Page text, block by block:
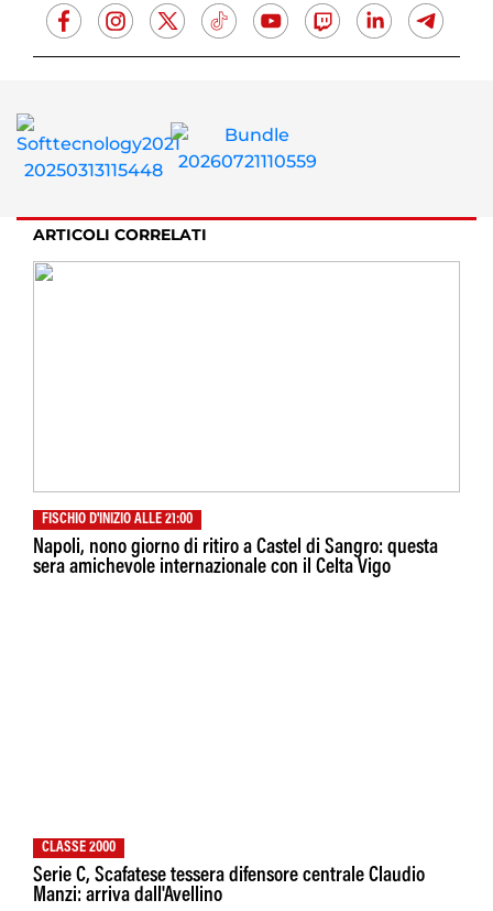
ARTICOLI CORRELATI
FISCHIO D'INIZIO ALLE 21:00
Napoli, nono giorno di ritiro a Castel di Sangro: questa
sera amichevole internazionale con il Celta Vigo
CLASSE 2000
Serie C, Scafatese tessera difensore centrale Claudio
Manzi: arriva dall'Avellino